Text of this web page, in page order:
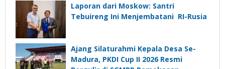
Laporan dari Moskow: Santri
Tebuireng Ini Menjembatani RI-Rusia
Ajang Silaturahmi Kepala Desa Se-
Madura, PKDI Cup II 2026 Resmi